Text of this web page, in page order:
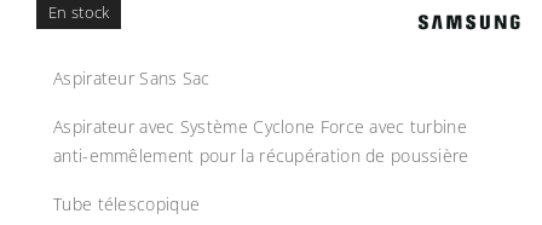
En stock
Aspirateur Sans Sac
Aspirateur avec Système Cyclone Force avec turbine
anti-emmêlement pour la récupération de poussière
Tube télescopique